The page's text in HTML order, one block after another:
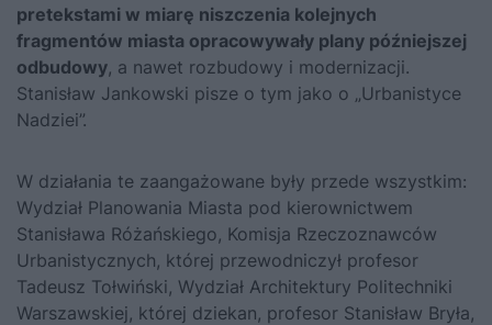
pretekstami w miarę niszczenia kolejnych
fragmentów miasta opracowywały plany późniejszej
odbudowy, a nawet rozbudowy i modernizacji.
Stanisław Jankowski pisze o tym jako o „Urbanistyce
Nadziei”.
W działania te zaangażowane były przede wszystkim:
Wydział Planowania Miasta pod kierownictwem
Stanisława Różańskiego, Komisja Rzeczoznawców
Urbanistycznych, której przewodniczył profesor
Tadeusz Tołwiński, Wydział Architektury Politechniki
Warszawskiej, której dziekan, profesor Stanisław Bryła,